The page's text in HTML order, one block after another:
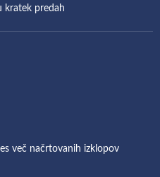
kratek predah
več načrtovanih izklopov